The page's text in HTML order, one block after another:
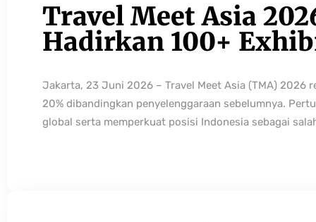
Travel Meet Asia
Hadirkan 100+
Jakarta, 23 Juni 2026 – Travel Meet Asia (TMA) 2026
20% dibandingkan penyelenggaraan sebelumnya.
global serta memperkuat posisi Indonesia sebagai